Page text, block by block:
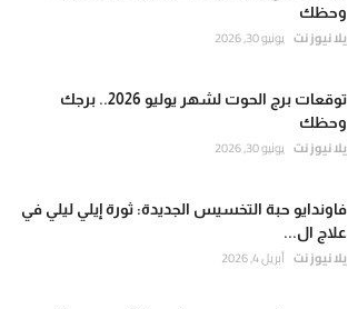
وحظك
يلا نيوز نت يونيو 30, 2026
توقعات برج الحوت لشهر يوليو 2026.. برجك
وحظك
يلا نيوز نت يونيو 30, 2026
فاوندايو حبة التخسيس الجديدة: ثورة إيلي ليلي في
علاج ال...
يلا نيوز نت أبريل 4, 2026